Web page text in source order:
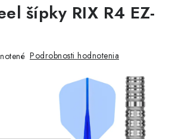
šípky RIX R4 EZ-
Podrobnosti hodnotenia